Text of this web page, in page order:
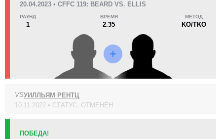
6:11 11
Финиши в первом раунде
Статистика боев по организациям
Организация
Cage Fury
20.04.2023 • CFFC 119: BEARD VS. ELLIS
РАУНД
1
ВРЕМЯ
2.35
МЕТОД
KO/TKO
VSУИЛЛЬЯМ РЕНТЦ
10.11.2022 • СТАТУС: ОТМЕНЁН
ПОБЕДА!